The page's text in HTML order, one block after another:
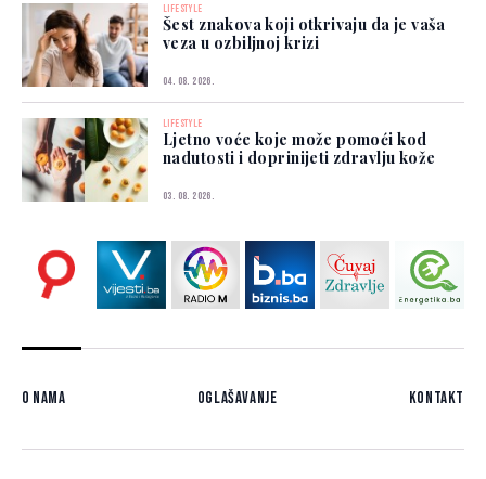
LIFESTYLE
Šest znakova koji otkrivaju da je vaša
veza u ozbiljnoj krizi
04. 08. 2026.
LIFESTYLE
Ljetno voće koje može pomoći kod
nadutosti i doprinijeti zdravlju kože
03. 08. 2026.
O nama Oglašavanje Kontakt